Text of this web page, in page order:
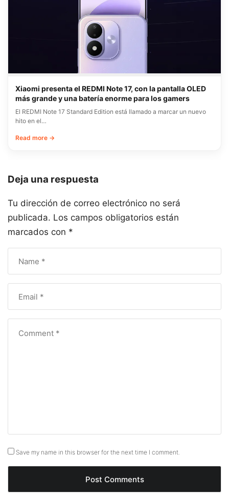
Xiaomi presenta el REDMI Note 17, con la pantalla OLED
más grande y una batería enorme para los gamers
El REDMI Note 17 Standard Edition está llamado a marcar un nuevo
hito en el…
Read more →
Deja una respuesta
Tu dirección de correo electrónico no será
publicada. Los campos obligatorios están
marcados con *
Save my name in this browser for the next time I comment.